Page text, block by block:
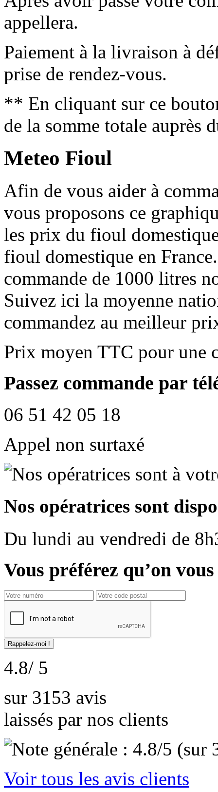
appellera.
Paiement à la livraison à
prise de rendez-vous.
** En cliquant sur ce
de la somme totale auprès
Meteo Fioul
Afin de vous aider à
vous proposons ce
les prix du fioul
fioul domestique en
commande de 1000 litres
Suivez ici la moyenne
commandez au meilleur
Prix moyen TTC pour une
Passez commande par
06 51 42 05 18
Appel non surtaxé
Nos opératrices sont
Du lundi au vendredi de
Vous préférez qu’on
4.8/ 5
sur 3153 avis
laissés par nos clients
Voir tous les avis clients